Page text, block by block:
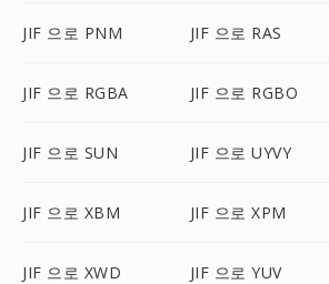
JIF 으로 PNM JIF 으로 RAS
JIF 으로 RGBA JIF 으로 RGBO
JIF 으로 SUN JIF 으로 UYVY
JIF 으로 XBM JIF 으로 XPM
JIF 으로 XWD JIF 으로 YUV